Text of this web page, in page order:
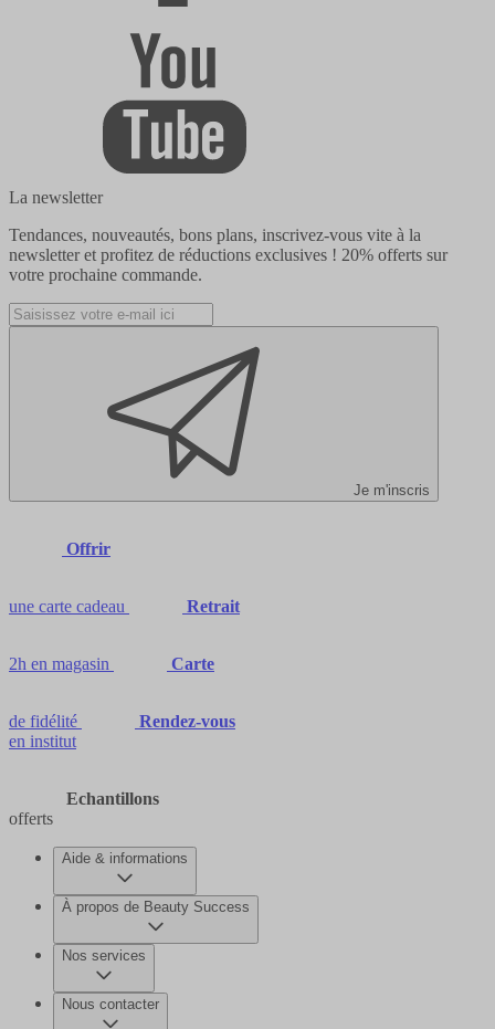
La newsletter
Tendances, nouveautés, bons plans, inscrivez-vous vite à la
newsletter et profitez de réductions exclusives ! 20% offerts sur
votre prochaine commande.
Je m'inscris
Offrir
une carte cadeau Retrait
2h en magasin Carte
de fidélité
Rendez-vous
en institut
Echantillons
offerts
Aide & informations
À propos de Beauty Success
Nos services
Nous contacter